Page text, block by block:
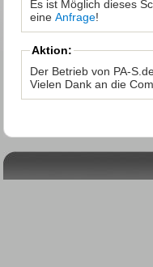
Es ist Möglich dieses
eine Anfrage!
Aktion:
Der Betrieb von PA-
Vielen Dank an die